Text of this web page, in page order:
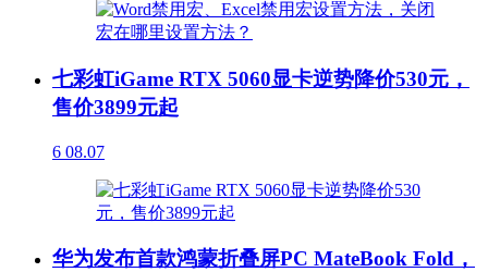
七彩虹iGame RTX 5060显卡逆势降价530元，
售价3899元起
6 08.07
华为发布首款鸿蒙折叠屏PC MateBook Fold，